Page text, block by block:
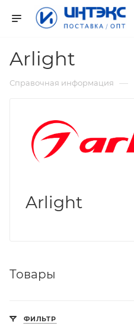
Arlight
Справочная информация —
Arlight
Товары
ФИЛЬТР